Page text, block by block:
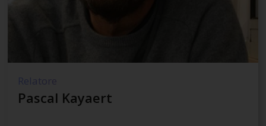
Relatore
Pascal Kayaert